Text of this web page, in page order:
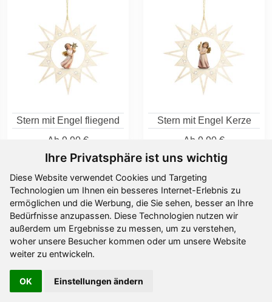
Ihre Privatsphäre ist uns wichtig
Diese Website verwendet Cookies und Targeting
Technologien um Ihnen ein besseres Internet-Erlebnis zu
ermöglichen und die Werbung, die Sie sehen, besser an Ihre
Bedürfnisse anzupassen. Diese Technologien nutzen wir
außerdem um Ergebnisse zu messen, um zu verstehen,
woher unsere Besucher kommen oder um unsere Website
weiter zu entwickeln.
OK Einstellungen ändern
Stern mit Engel fliegend
Ab 9,90 €
Stern mit Engel Kerze
Ab 9,90 €